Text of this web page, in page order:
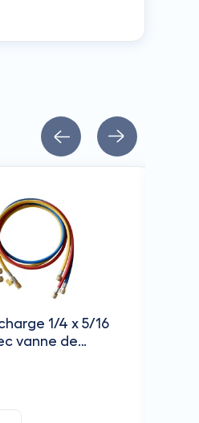
1/4 x 5/16
vanne de
/ CCL-60-A-